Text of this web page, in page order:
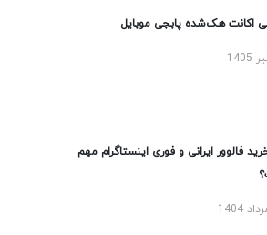
اکانت هک‌شده پابجی موبایل
فالوور ایرانی و فوری اینستاگرام مهم